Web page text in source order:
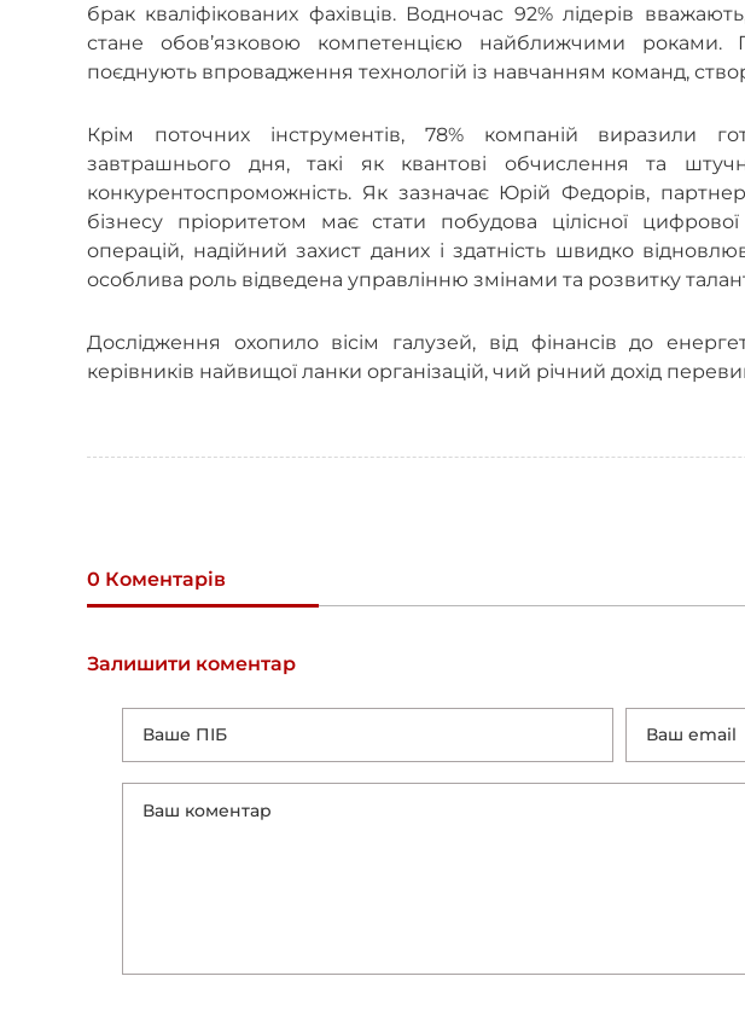
брак кваліфікованих фахівців. Водночас 92% лідерів
стане обов’язковою компетенцією найближчими роками.
поєднують впровадження технологій із навчанням команд,
Крім поточних інструментів, 78% компаній виразили
завтрашнього дня, такі як квантові обчислення та
конкурентоспроможність. Як зазначає Юрій Федорів,
бізнесу пріоритетом має стати побудова цілісної
операцій, надійний захист даних і здатність швидко
особлива роль відведена управлінню змінами та розвитку
Дослідження охопило вісім галузей, від фінансів до
керівників найвищої ланки організацій, чий річний дохід
0 Коментарів
Залишити коментар